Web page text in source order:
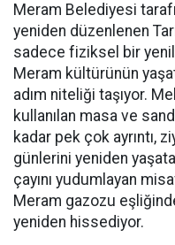
Meram Belediyesi
yeniden düzenlenen
sadece fiziksel bir
Meram kültürünün
adım niteliği taşıyor.
kullanılan masa ve
kadar pek çok ayrıntı,
günlerini yeniden
çayını yudumlayan
Meram gazozu
yeniden hissediyor.